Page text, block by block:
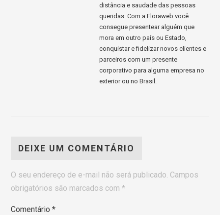
distância e saudade das pessoas
queridas. Com a Floraweb você
consegue presentear alguém que
mora em outro país ou Estado,
conquistar e fidelizar novos clientes e
parceiros com um presente
corporativo para alguma empresa no
exterior ou no Brasil.
DEIXE UM COMENTÁRIO
O seu endereço de e-mail não será publicado. Campos
obrigatórios são marcados com*
Comentário*